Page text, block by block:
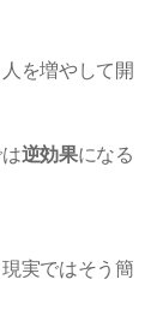
を増やして開
逆効果になる
実ではそう簡